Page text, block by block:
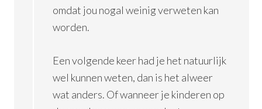
omdat jou nogal weinig verweten kan
worden.
Een volgende keer had je het natuurlijk
wel kunnen weten, dan is het alweer
wat anders. Of wanneer je kinderen op